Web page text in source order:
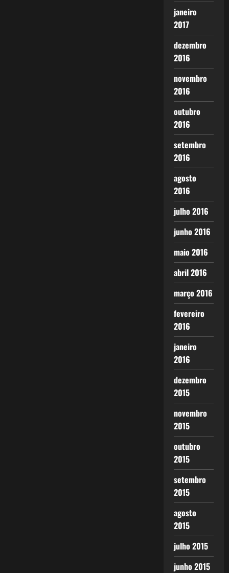
janeiro
2017
dezembro
2016
novembro
2016
outubro
2016
setembro
2016
agosto
2016
julho 2016
junho 2016
maio 2016
abril 2016
março 2016
fevereiro
2016
janeiro
2016
dezembro
2015
novembro
2015
outubro
2015
setembro
2015
agosto
2015
julho 2015
junho 2015